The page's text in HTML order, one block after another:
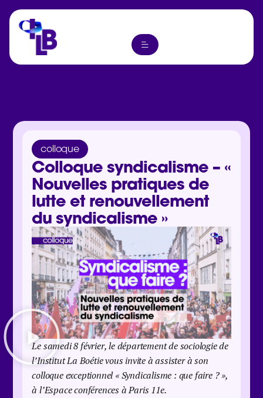
colloque
Colloque syndicalisme – «
Nouvelles pratiques de
lutte et renouvellement
du syndicalisme »
Le samedi 8 février, le département de sociologie de
l’Institut La Boétie vous invite à assister à son
colloque exceptionnel « Syndicalisme : que faire ? »,
à l’Espace conférences à Paris 11e.